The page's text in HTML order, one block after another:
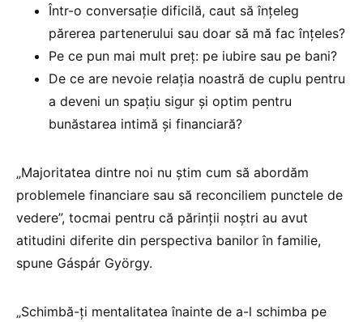
Într-o conversație dificilă, caut să înțeleg
părerea partenerului sau doar să mă fac înțeles?
Pe ce pun mai mult preț: pe iubire sau pe bani?
De ce are nevoie relația noastră de cuplu pentru
a deveni un spațiu sigur și optim pentru
bunăstarea intimă și financiară?
„Majoritatea dintre noi nu știm cum să abordăm
problemele financiare sau să reconciliem punctele de
vedere”, tocmai pentru că părinții noștri au avut
atitudini diferite din perspectiva banilor în familie,
spune Gáspár György.
„Schimbă-ți mentalitatea înainte de a-l schimba pe